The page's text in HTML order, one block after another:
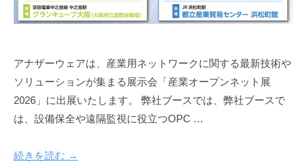
アナザーウェアは、産業用ネットワークに関する最新技術や
ソリューションが集まる展示会「産業オープンネット展
2026」に出展いたします。 弊社ブースでは、弊社ブースで
は、設備保全や遠隔監視に役立つOPC …
続きを読む →